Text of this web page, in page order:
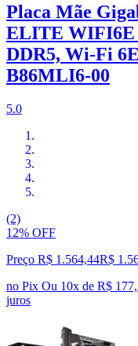
Placa Mãe
ELITE WIFI6E
DDR5, Wi-Fi
B86MLI6-00
5.0
(2)
12% OFF
Preço R$ 1.564,44R$
no Pix Ou 10x de R$
juros